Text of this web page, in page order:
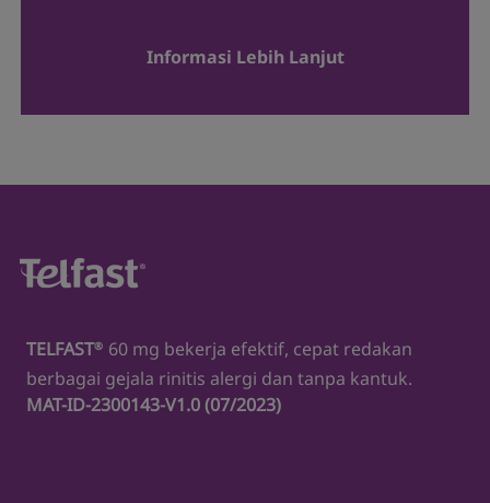
Informasi Lebih Lanjut
TELFAST® 60 mg bekerja efektif, cepat redakan
berbagai gejala rinitis alergi dan tanpa kantuk.
MAT-ID-2300143-V1.0 (07/2023)